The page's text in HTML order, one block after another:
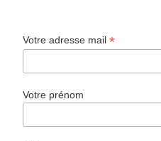
Votre adresse mail*
Votre prénom